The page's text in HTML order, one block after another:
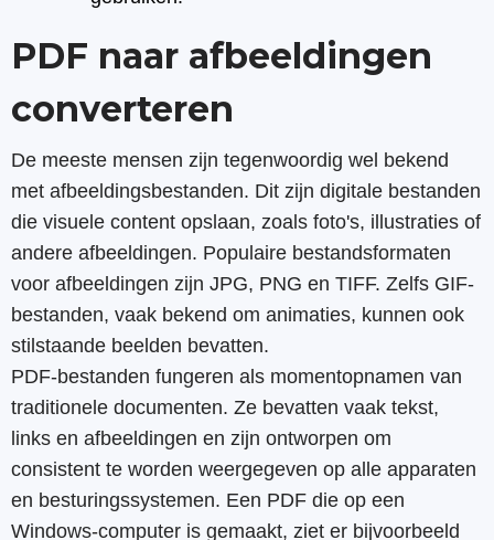
PDF naar afbeeldingen
converteren
De meeste mensen zijn tegenwoordig wel bekend
met afbeeldingsbestanden. Dit zijn digitale bestanden
die visuele content opslaan, zoals foto's, illustraties of
andere afbeeldingen. Populaire bestandsformaten
voor afbeeldingen zijn JPG, PNG en TIFF. Zelfs GIF-
bestanden, vaak bekend om animaties, kunnen ook
stilstaande beelden bevatten.
PDF-bestanden fungeren als momentopnamen van
traditionele documenten. Ze bevatten vaak tekst,
links en afbeeldingen en zijn ontworpen om
consistent te worden weergegeven op alle apparaten
en besturingssystemen. Een PDF die op een
Windows-computer is gemaakt, ziet er bijvoorbeeld